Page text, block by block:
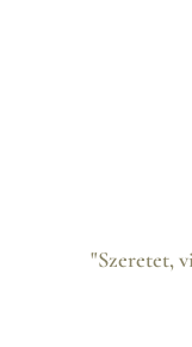
"Szeretet,